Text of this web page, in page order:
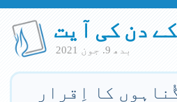
دن کی آیت
بدھ 9. جون 2021
کا اِقرار